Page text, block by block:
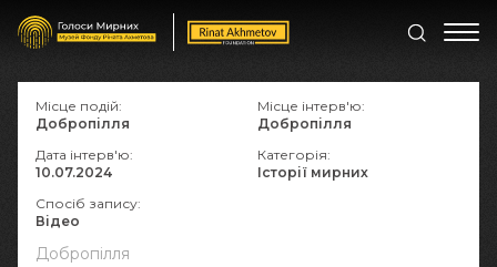
Добропілля
Місце подій:
Добропілля
Місце інтерв'ю:
Добропілля
Дата інтерв'ю:
10.07.2024
Категорія:
Історії мирних
Спосіб запису:
Відео